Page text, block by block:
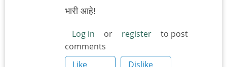
भारी आहे!
Log in or register
to post
comments
Like
Dislike